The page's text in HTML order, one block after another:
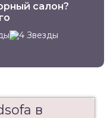
салон?
в